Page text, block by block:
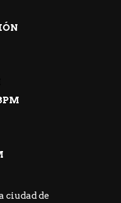
ciudad de